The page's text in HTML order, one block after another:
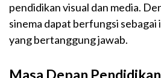
pendidikan visual dan media.
sinema dapat berfungsi
yang bertanggung jawab.
Masa Depan